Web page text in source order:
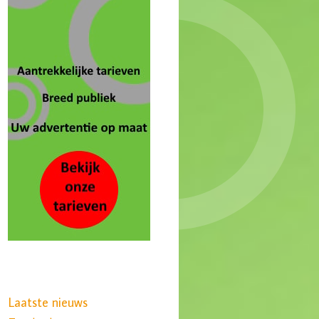
Laatste nieuws